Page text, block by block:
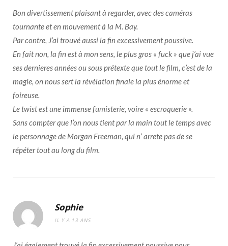
Bon divertissement plaisant à regarder, avec des caméras
tournante et en mouvement à la M. Bay.
Par contre, J’ai trouvé aussi la fin excessivement poussive.
En fait non, la fin est à mon sens, le plus gros « fuck » que j’ai vue
ses dernieres années ou sous prétexte que tout le film, c’est de la
magie, on nous sert la révélation finale la plus énorme et
foireuse.
Le twist est une immense fumisterie, voire « escroquerie ».
Sans compter que l’on nous tient par la main tout le temps avec
le personnage de Morgan Freeman, qui n’ arrete pas de se
répéter tout au long du film.
Sophie
IL Y A 13 ANS